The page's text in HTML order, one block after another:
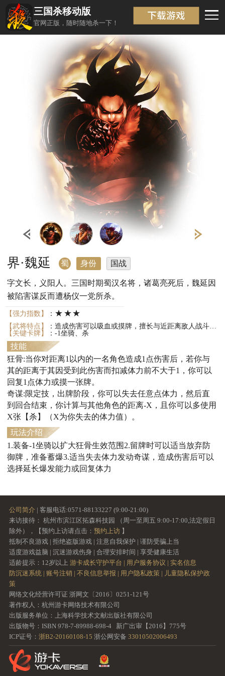
三国杀移动版
官网正版，随时随地杀一下！
返回
界·魏延 蜀 身份 国战
字文长，义阳人。三国时期蜀汉名将，诸葛亮死后，魏延因
被陷害谋反而遭杨仪一党所杀。
【强力指数】 ： ★★★
【武将特点】
：造成伤害可以吸血或摸牌，擅长与近距离敌人战斗；可以进行一次爆发。
【关键卡牌】
：-1坐骑、杀
技能
狂骨:当你对距离1以内的一名角色造成1点伤害后，若你与
其的距离于其因受到此伤害而扣减体力前不大于1，你可以
回复1点体力或摸一张牌。
奇谋:限定技，出牌阶段，你可以失去任意点体力，然后直
到回合结束，你计算与其他角色的距离-X，且你可以多使用
X张【杀】（X为你失去的体力值）。
玩法介绍
1.装备-1坐骑以扩大狂骨生效范围2.留牌时可以适当放弃防
御牌，准备蓄爆3.适当失去体力发动奇谋，造成伤害后可以
选择延长爆发能力或回复体力
公司简介 | 客服电话:0571-88133227 (9:00-21:00)
来访接待： 杭州市滨江区拓森科技园 （周一至周五 9:00-17:00,法定假日
除外），【预约上访请点击： 预约上访】
抵制不良游戏 | 拒绝盗版游戏 | 注意自我保护 | 谨防受骗上当
适度游戏益脑 | 沉迷游戏伤身 | 合理安排时间 | 享受健康生活
适龄提示：12岁以上 游卡成长守护平台 | 用户服务协议 | 实名信息
防沉迷系统 | 账号注销 | 不良信息举报 | 用户隐私政策 | 儿童隐私保护政
策
网络文化经营许可证 浙网文〔2016〕0251-121号
著作权人：杭州游卡网络技术有限公司
出版服务单位：上海科学技术文献出版社有限公司
出版物号：ISBN 978-7-89988-698-4 新广出审【2016】775号
ICP证号： 浙B2-20160108-15 浙公网安备 33010502006493